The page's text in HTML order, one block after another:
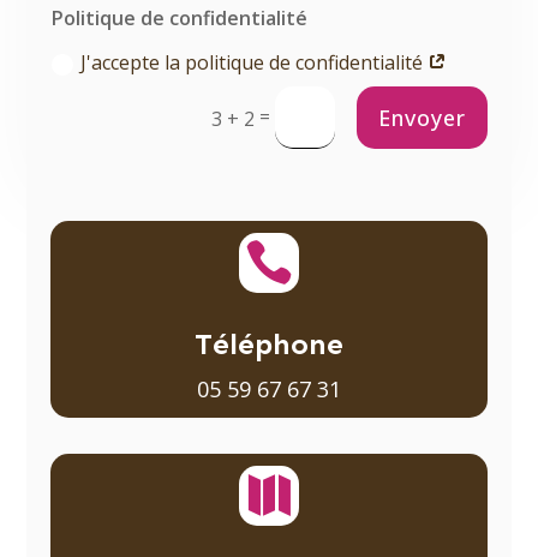
Politique de confidentialité
J'accepte la politique de confidentialité
3 + 2 = Envoyer

Téléphone
05 59 67 67 31
